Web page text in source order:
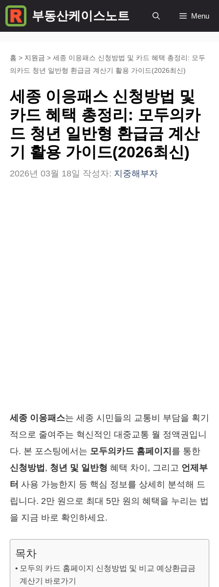
컨
텐
부동산케이스노트 Menu
홈 > 지원금 > 세종 이응패스 신청방법 및 카드 혜택 총정리: 모두
의카드 청년 일반형 환급금 계산기 활용 가이드(2026최신)
세종 이응패스 신청방법 및
카드 혜택 총정리: 모두의카
드 청년 일반형 환급금 계산
기 활용 가이드(2026최신)
2026년 03월 18일 작성자: 지중해부자
세종 이응패스는 세종 시민들의 교통비 부담을 획기
적으로 줄여주는 혁신적인 대중교통 월 정액권입니
다. 본 포스팅에서는 모두의카드 홈페이지 를 통한
신청방법 , 청년 및 일반형 혜택 차이, 그리고 언제부
터 사용 가능한지 등 핵심 정보를 상세히 분석해 드
립니다. 2만 원으로 최대 5만 원의 혜택을 누리는 법
을 지금 바로 확인하세요.
목차
모두의 카드 홈페이지 신청방법 및 비교 예상환급금
계산기 바로가기